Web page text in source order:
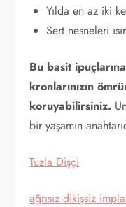
Yılda en az iki
Sert nesneleri
Bu basit
kronlarınızın
koruyabilirsiniz.
bir yaşamın
Tuzla Dişçi
ağrısız dikişsiz